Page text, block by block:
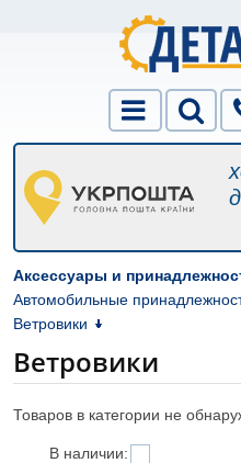
Аксессуары и
Автомобильные
Ветровики
Ветровики
Товаров в категории не
В наличии: